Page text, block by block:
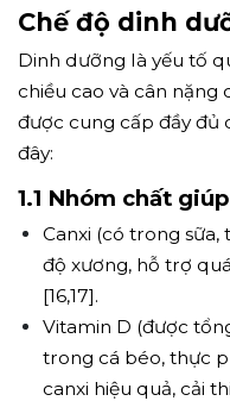
Chế độ dinh
Dinh dưỡng là yếu tố
chiều cao và cân nặng
được cung cấp đầy đủ
đây:
1.1 Nhóm chất
Canxi (có trong sữa,
độ xương, hỗ trợ
[16,17].
Vitamin D (được
trong cá béo, thực
canxi hiệu quả, cải